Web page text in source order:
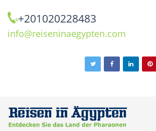
+201020228483
info@reiseninaegypten.com